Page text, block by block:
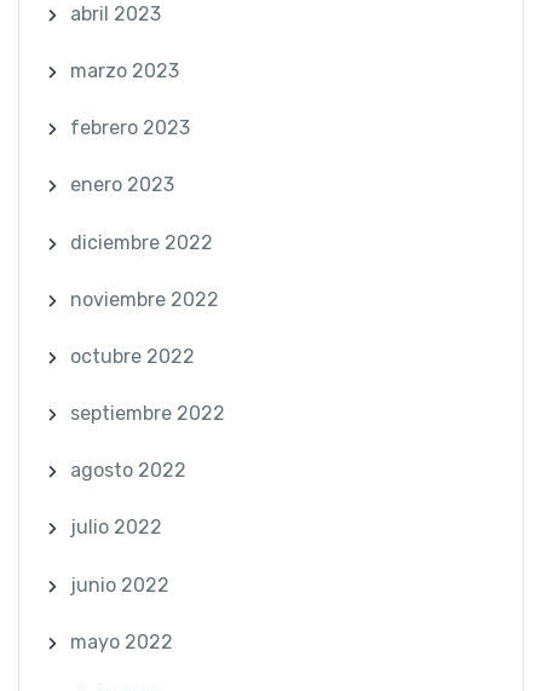
abril 2023
marzo 2023
febrero 2023
enero 2023
diciembre 2022
noviembre 2022
octubre 2022
septiembre 2022
agosto 2022
julio 2022
junio 2022
mayo 2022